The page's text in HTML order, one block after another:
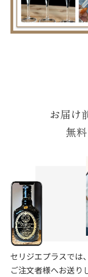
お届け
無
セリジエプラスでは
ご注文者様へお送り